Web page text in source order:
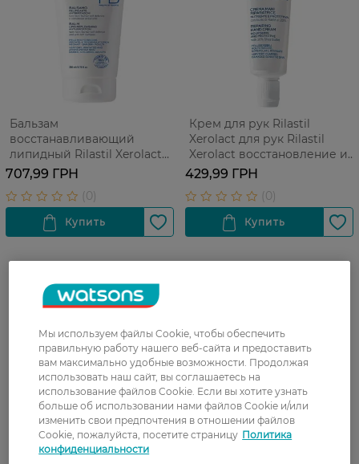
Бальзам
восстанавливающий
липидный Rilastil Xerolact
для сухой, чувствительной
и склонной к зуду и атопии
кожи лица и тела 200 мл
707,99 ГРН
Крем для рук Rilastil
Xerolact для рук Rilastil
Xerolact восстановление и
защита 100 мл
429,99 ГРН
Крем для рук Rilastil
Мы используем файлы Cookie, чтобы обеспечить
правильную работу нашего веб-сайта и предоставить
вам максимально удобные возможности. Продолжая
использовать наш сайт, вы соглашаетесь на
использование файлов Cookie. Если вы хотите узнать
больше об использовании нами файлов Cookie и/или
изменить свои предпочтения в отношении файлов
Cookie, пожалуйста, посетите страницу Политика
конфиденциальности